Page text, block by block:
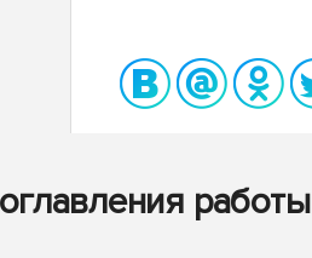
работы